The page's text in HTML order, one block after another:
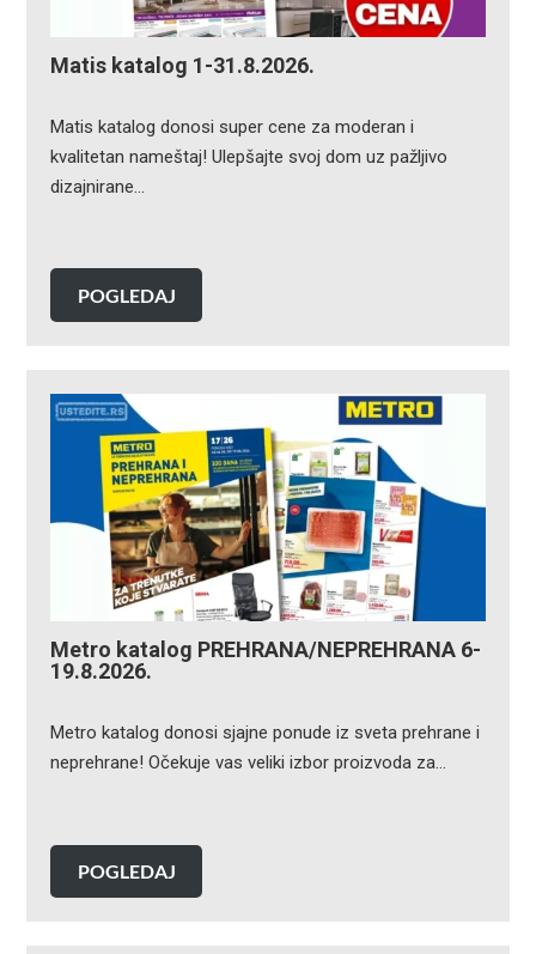
Matis katalog 1-31.8.2026.
Matis katalog donosi super cene za moderan i
kvalitetan nameštaj! Ulepšajte svoj dom uz pažljivo
dizajnirane…
POGLEDAJ
Metro katalog PREHRANA/NEPREHRANA 6-
19.8.2026.
Metro katalog donosi sjajne ponude iz sveta prehrane i
neprehrane! Očekuje vas veliki izbor proizvoda za…
POGLEDAJ